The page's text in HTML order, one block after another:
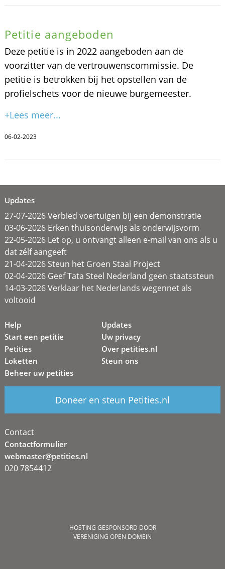
Petitie aangeboden
Deze petitie is in 2022 aangeboden aan de
voorzitter van de vertrouwenscommissie. De
petitie is betrokken bij het opstellen van de
profielschets voor de nieuwe burgemeester.
+Lees meer...
06-02-2023
Updates
27-07-2026 Verbied voertuigen bij een demonstratie
03-06-2026 Erken thuisonderwijs als onderwijsvorm
22-05-2026 Let op, u ontvangt alleen e-mail van ons als u
dat zélf aangeeft
21-04-2026 Steun het Groen Staal Project
02-04-2026 Geef Tata Steel Nederland geen staatssteun
14-03-2026 Verklaar het Nederlands wegennet als
voltooid
Help
Start een petitie
Petities
Loketten
Beheer uw petities
Updates
Uw privacy
Over petities.nl
Steun ons
Doneer en steun Petities.nl
Contact
Contactformulier
webmaster@petities.nl
020 7854412
HOSTING GESPONSORD DOOR
VERENIGING OPEN DOMEIN